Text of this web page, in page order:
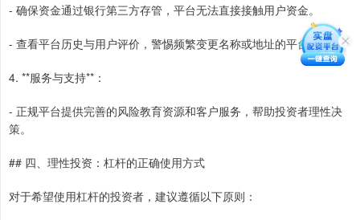
- 确保资金通过银行第三方存管，平台无法直接接触用户资金。
- 查看平台历史与用户评价，警惕频繁变更名称或地址的平台。
4. **服务与支持**：
- 正规平台提供完善的风险教育资源和客户服务，帮助投资者理性决
策。
## 四、理性投资：杠杆的正确使用方式
对于希望使用杠杆的投资者，建议遵循以下原则：